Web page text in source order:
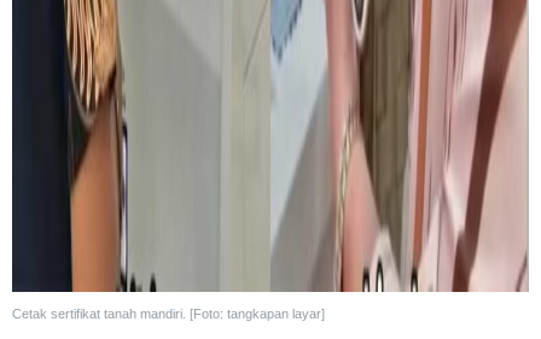
Cetak sertifikat tanah mandiri. [Foto: tangkapan layar]